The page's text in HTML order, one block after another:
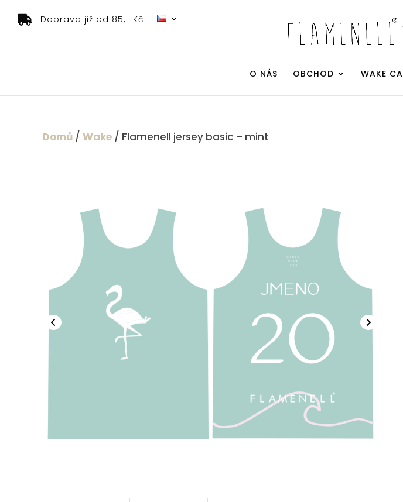
Doprava již od 85,- Kč.
O NÁS OBCHOD WAKE
Domů / Wake / Flamenell jersey basic – mint